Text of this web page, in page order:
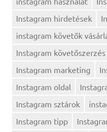
Instagram hirdetések
instagram követők
Instagram követőszerzés
Instagram marketing
Instagram oldal
Instagram sztárok
Instagram tipp